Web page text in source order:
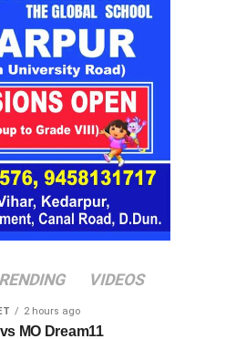
VIDEOS
2 hours ago
MO Dream11